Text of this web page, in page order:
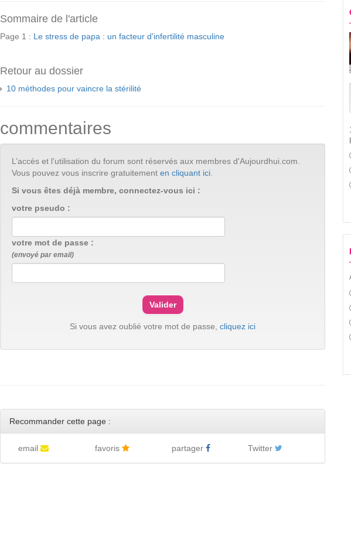
Sommaire de l'article
Page 1 : Le stress de papa : un facteur d'infertilité masculine
Retour au dossier
10 méthodes pour vaincre la stérilité
commentaires
L’accès et l’utilisation du forum sont réservés aux membres d'Aujourdhui.com.
Vous pouvez vous inscrire gratuitement en cliquant ici
Si vous êtes déjà membre, connectez-vous ici :
votre pseudo :
votre mot de passe :
(envoyé par email)
Si vous avez oublié votre mot de passe, cliquez ici
Recommander cette page :
email favoris partager Twitter